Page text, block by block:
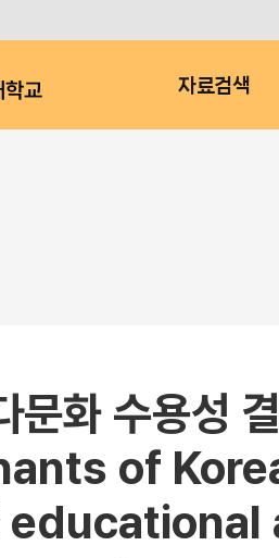
교 자료검색
문화 수용성
of